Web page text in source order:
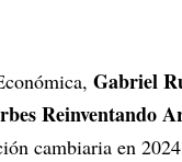
Gabriel
Reinventando
cambiaria en